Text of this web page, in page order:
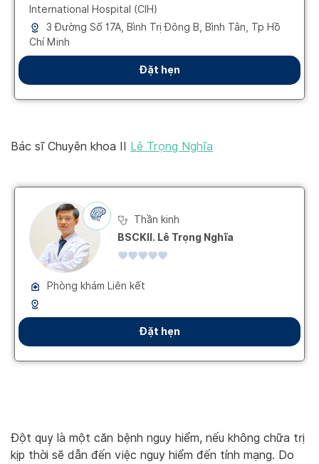
Bác sĩ Chuyên khoa II Lê Trọng Nghĩa
Đột quỵ là một căn bệnh nguy hiểm, nếu không chữa trị
kịp thời sẽ dẫn đến việc nguy hiểm đến tính mạng. Do